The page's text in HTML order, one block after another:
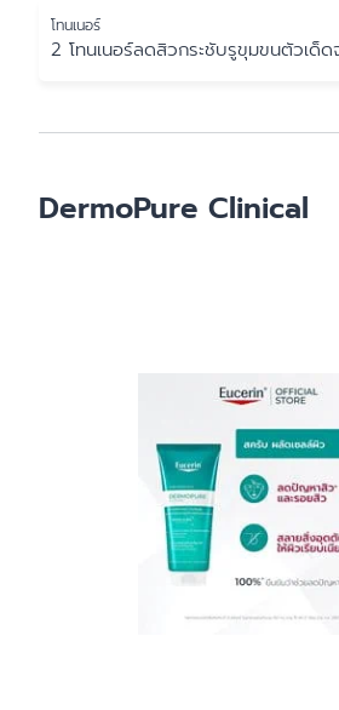
โทนเนอร์
2 โทนเนอร์ลดสิวกระชับรูขุมขนตัวเด็ด
DermoPure Clinical